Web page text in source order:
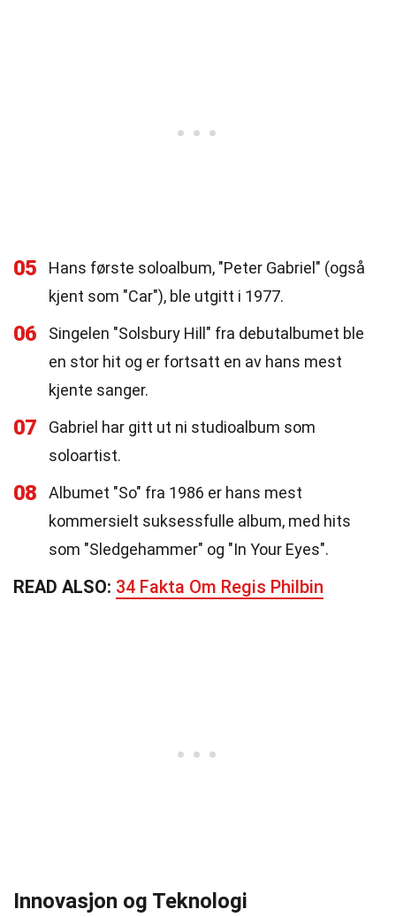
05
Hans første soloalbum, "Peter Gabriel" (også
kjent som "Car"), ble utgitt i 1977.
06
Singelen "Solsbury Hill" fra debutalbumet ble
en stor hit og er fortsatt en av hans mest
kjente sanger.
07
Gabriel har gitt ut ni studioalbum som
soloartist.
08
Albumet "So" fra 1986 er hans mest
kommersielt suksessfulle album, med hits
som "Sledgehammer" og "In Your Eyes".
READ ALSO: 34 Fakta Om Regis Philbin
Innovasjon og Teknologi